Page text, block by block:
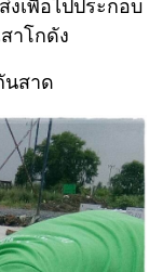
งเพื่อไปประกอบ
าโกดัง
นสาด